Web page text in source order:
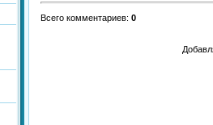
Всего комментариев: 0